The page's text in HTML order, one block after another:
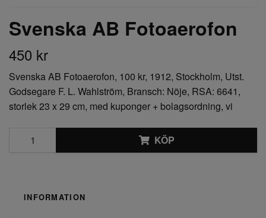
Svenska AB Fotoaerofon
450 kr
Svenska AB Fotoaerofon, 100 kr, 1912, Stockholm, Utst.
Godsegare F. L. Wahlström, Bransch: Nöje, RSA: 6641,
storlek 23 x 29 cm, med kuponger + bolagsordning, vi
KÖP
INFORMATION